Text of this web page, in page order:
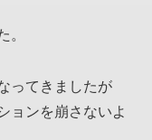
。
ってきましたが
ョンを崩さないよ